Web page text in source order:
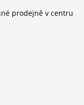
prodejně v centru